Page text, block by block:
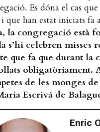
Es dóna el cas
que han estat iniciats fa
la congregació està
s’hi celebren
que fa que durant la
obligatòriament.
de les monges
Escrivá de
Enric